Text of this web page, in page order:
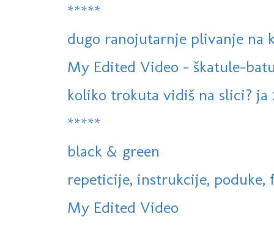
*****
dugo ranojutarnje plivanje na
My Edited Video - škatule-
koliko trokuta vidiš na slici? ja
*****
black & green
repeticije, instrukcije, poduke,
My Edited Video